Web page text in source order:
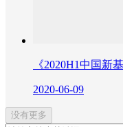
《2020H1中国新
2020-06-09
没有更多